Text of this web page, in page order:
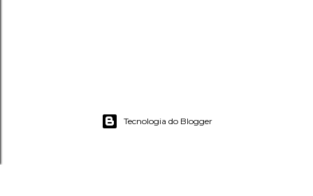
Tecnologia do Blogger